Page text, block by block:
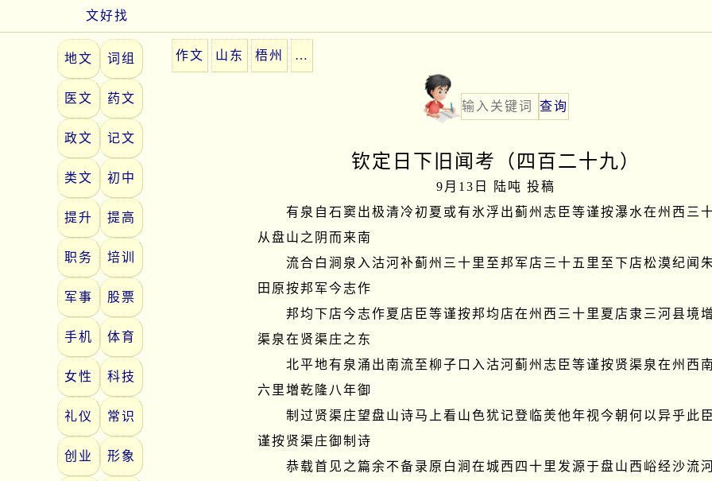
文好找
地文 词组
医文 药文
政文 记文
类文 初中
提升 提高
职务 培训
军事 股票
手机 体育
女性 科技
礼仪 常识
创业 形象
作文 山东 梧州 …
钦定日下旧闻考（四百二十九）
9月13日 陆吨 投稿
有泉自石窦出极清冷初夏或有氷浮出蓟州志臣等谨按瀑水在州西三
从盘山之阴而来南
流合白涧泉入沽河补蓟州三十里至邦军店三十五里至下店松漠纪闻
田原按邦军今志作
邦均下店今志作夏店臣等谨按邦均店在州西三十里夏店隶三河县境
渠泉在贤渠庄之东
北平地有泉涌出南流至柳子口入沽河蓟州志臣等谨按贤渠泉在州西
六里増乾隆八年御
制过贤渠庄望盘山诗马上看山色犹记登临羙他年视今朝何以异乎此
谨按贤渠庄御制诗
恭载首见之篇余不备录原白涧在城西四十里发源于盘山西峪经沙流